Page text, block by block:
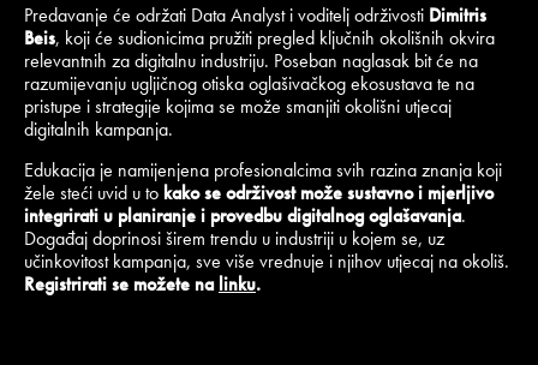
Predavanje će održati Data Analyst i voditelj održivosti Dimitris
Beis, koji će sudionicima pružiti pregled ključnih okolišnih okvira
relevantnih za digitalnu industriju. Poseban naglasak bit će na
razumijevanju ugljičnog otiska oglašivačkog ekosustava te na
pristupe i strategije kojima se može smanjiti okolišni utjecaj
digitalnih kampanja.
Edukacija je namijenjena profesionalcima svih razina znanja koji
žele steći uvid u to kako se održivost može sustavno i mjerljivo
integrirati u planiranje i provedbu digitalnog oglašavanja.
Događaj doprinosi širem trendu u industriji u kojem se, uz
učinkovitost kampanja, sve više vrednuje i njihov utjecaj na okoliš.
Registrirati se možete nalinku.